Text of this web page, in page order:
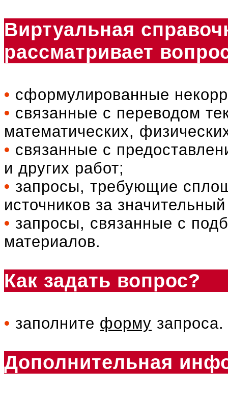
Виртуальная
рассматривает
• сформулированные
• связанные с переводом
математических,
• связанные с
и других работ;
• запросы, требующие
источников за
• запросы, связанные с
материалов.
Как задать вопрос?
• заполните форму запроса.
Дополнительная